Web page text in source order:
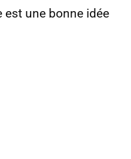
est une bonne idée